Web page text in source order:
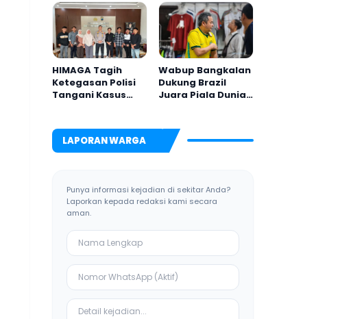
Keluarga
Pembelajaran
Inovasi Teknologi
HIMAGA Tagih
Ketegasan Polisi
Tangani Kasus
Wabup Bangkalan
Dukung Brazil
Juara Piala Dunia
LAPORAN WARGA
Punya informasi kejadian di sekitar Anda?
Laporkan kepada redaksi kami secara
aman.